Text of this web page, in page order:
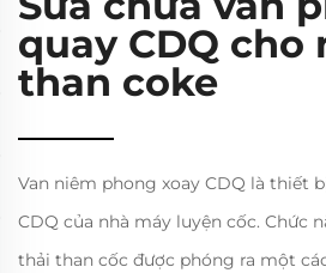
quay CDQ cho
than coke
Van niêm phong xoay CDQ là thiết
CDQ của nhà máy luyện cốc. Chức
thải than cốc được phóng ra một